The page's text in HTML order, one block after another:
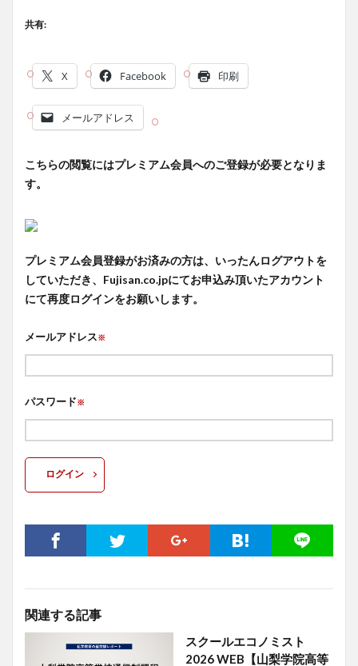
共有:
X Facebook 印刷
メールアドレス
こちらの閲覧にはプレミアム会員へのご登録が必要となりま
す。
プレミアム会員登録がお済みの方は、いったんログアウトを
していただき、Fujisan.co.jpにてお申込み頂いたアカウント
にて再度ログインをお願いします。
メールアドレス※
パスワード※
ログイン
関連する記事
スクールエコノミスト
2026 WEB【山梨学院高等